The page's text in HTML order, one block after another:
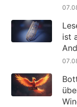
ist